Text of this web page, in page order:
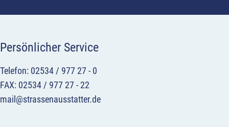
Persönlicher Service
Telefon: 02534 / 977 27 - 0
FAX: 02534 / 977 27 - 22
mail@strassenausstatter.de